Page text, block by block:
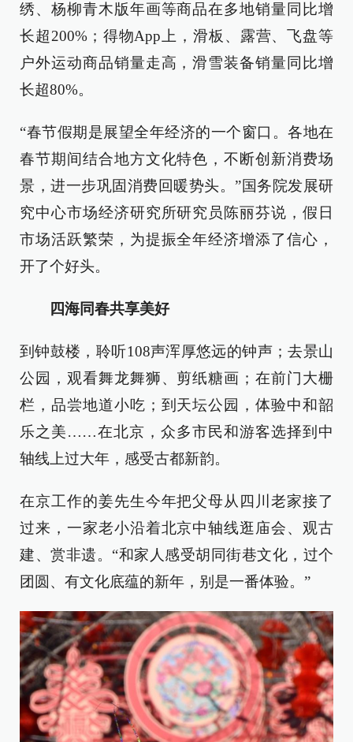
绣、杨柳青木版年画等商品在多地销量同比增
长超200%；得物App上，滑板、露营、飞盘等
户外运动商品销量走高，滑雪装备销量同比增
长超80%。
“春节假期是展望全年经济的一个窗口。各地在
春节期间结合地方文化特色，不断创新消费场
景，进一步巩固消费回暖势头。”国务院发展研
究中心市场经济研究所研究员陈丽芬说，假日
市场活跃繁荣，为提振全年经济增添了信心，
开了个好头。
四海同春共享美好
到钟鼓楼，聆听108声浑厚悠远的钟声；去景山
公园，观看舞龙舞狮、剪纸糖画；在前门大栅
栏，品尝地道小吃；到天坛公园，体验中和韶
乐之美……在北京，众多市民和游客选择到中
轴线上过大年，感受古都新韵。
在京工作的姜先生今年把父母从四川老家接了
过来，一家老小沿着北京中轴线逛庙会、观古
建、赏非遗。“和家人感受胡同街巷文化，过个
团圆、有文化底蕴的新年，别是一番体验。”